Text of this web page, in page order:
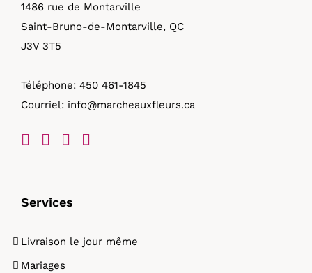
1486 rue de Montarville
Saint-Bruno-de-Montarville, QC
J3V 3T5
Téléphone: 450 461-1845
Courriel: info@marcheauxfleurs.ca
Services
Livraison le jour même
Mariages